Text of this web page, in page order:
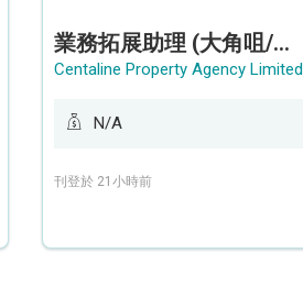
業務拓展助理 (大角咀/荔枝角/九龍塘)
Centaline Property Agency Limited
N/A
刊登於 21小時前